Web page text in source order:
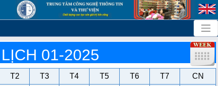
LỊCH 01-2025
T2 T3 T4 T5 T6 T7
CN